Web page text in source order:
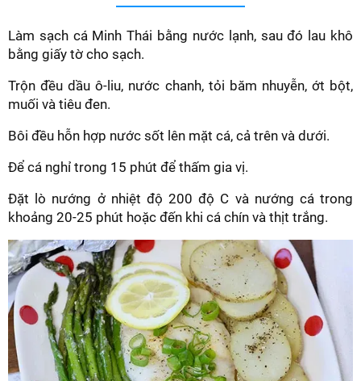
Làm sạch cá Minh Thái bằng nước lạnh, sau đó lau khô
bằng giấy tờ cho sạch.
Trộn đều dầu ô-liu, nước chanh, tỏi băm nhuyễn, ớt bột,
muối và tiêu đen.
Bôi đều hỗn hợp nước sốt lên mặt cá, cả trên và dưới.
Để cá nghỉ trong 15 phút để thấm gia vị.
Đặt lò nướng ở nhiệt độ 200 độ C và nướng cá trong
khoảng 20-25 phút hoặc đến khi cá chín và thịt trắng.